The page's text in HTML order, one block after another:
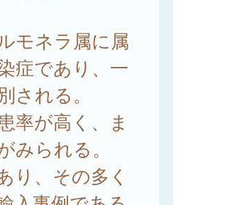
モネラ属に属
症であり、一
される。
率が高く、ま
みられる。
り、その多く